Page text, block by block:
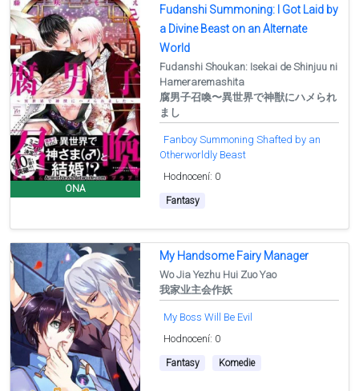
ONA
Fudanshi Summoning: I Got Laid by
a Divine Beast on an Alternate
World
Fudanshi Shoukan: Isekai de Shinjuu ni
Hameraremashita
腐男子召喚〜異世界で神獣にハメられ
まし
Fanboy Summoning Shafted by an
Otherworldly Beast
Hodnocení: 0
Fantasy
My Handsome Fairy Manager
Wo Jia Yezhu Hui Zuo Yao
我家业主会作妖
My Boss Will Be Evil
Hodnocení: 0
Fantasy Komedie